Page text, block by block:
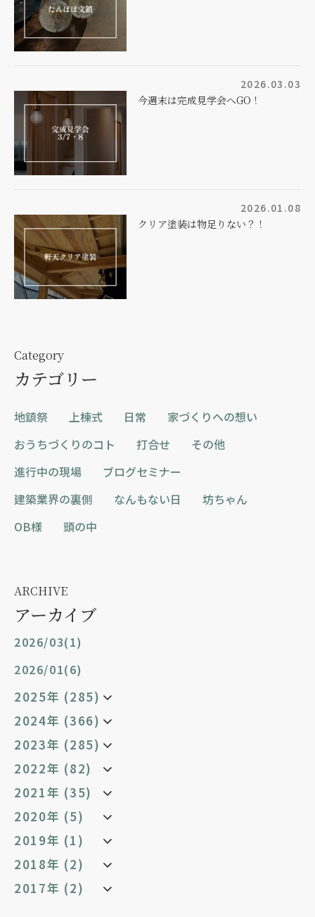
2026.03.03
今週末は完成見学会へGO！
2026.01.08
クリア塗装は物足りない？！
Category
カテゴリー
地鎮祭 上棟式 日常
家づくりへの想い
おうちづくりのコト
打合せ
その他
進行中の現場
ブログセミナー
建築業界の裏側
なんもない日
坊ちゃん
OB様
頭の中
ARCHIVE
アーカイブ
2026/03(1)
2026/01(6)
2025年 (285)
2024年 (366)
2023年 (285)
2022年 (82)
2021年 (35)
2020年 (5)
2019年 (1)
2018年 (2)
2017年 (2)